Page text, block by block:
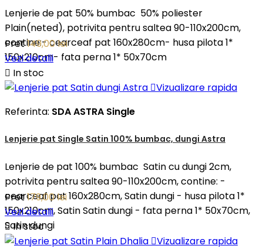
Lenjerie de pat 50% bumbac 50% poliester
Plain(neted), potrivita pentru saltea 90-110x200cm,
contine:- cearceaf pat 160x280cm- husa pilota 1*
150x210cm- fata perna 1* 50x70cm
Pret149,00 lei
Vezi detalii
 In stoc
Vizualizare rapida
Referinta: SDA ASTRA Single
Lenjerie pat Single Satin 100% bumbac, dungi Astra
Lenjerie de pat 100% bumbac Satin cu dungi 2cm,
potrivita pentru saltea 90-110x200cm, contine: -
cearceaf pat 160x280cm, Satin dungi - husa pilota 1*
150x210cm, Satin Satin dungi - fata perna 1* 50x70cm,
Satin dungi
Pret179,00 lei
Vezi detalii
In stoc
Vizualizare rapida